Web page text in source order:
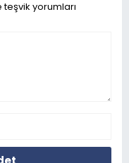
yorumları